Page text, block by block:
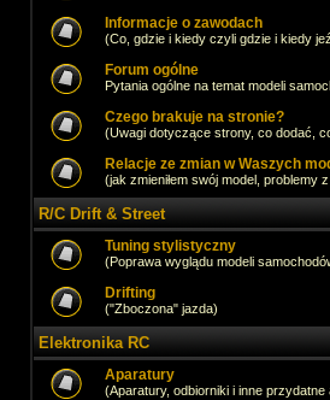
Informacje o zawodach
(Co, gdzie i kiedy czyli gdzie i kiedy
Forum ogólne
Pytania ogólne na temat modeli
Czego brakuje na stronie?
(Uwagi dotyczące strony, co dodać,
Relacje ze zmian w Waszych
(jak zmieniłem swój model, problemy
R/C Drift & Street
Tuning stylistyczny
(Poprawa wyglądu modeli
Drifting
("Zboczona" jazda)
Elektronika RC
Aparatury
(Aparatury, odbiorniki i inne